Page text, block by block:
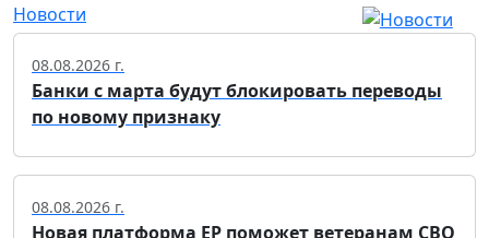
Новости
08.08.2026 г.
Банки с марта будут блокировать переводы
по новому признаку
08.08.2026 г.
Новая платформа ЕР поможет ветеранам СВО